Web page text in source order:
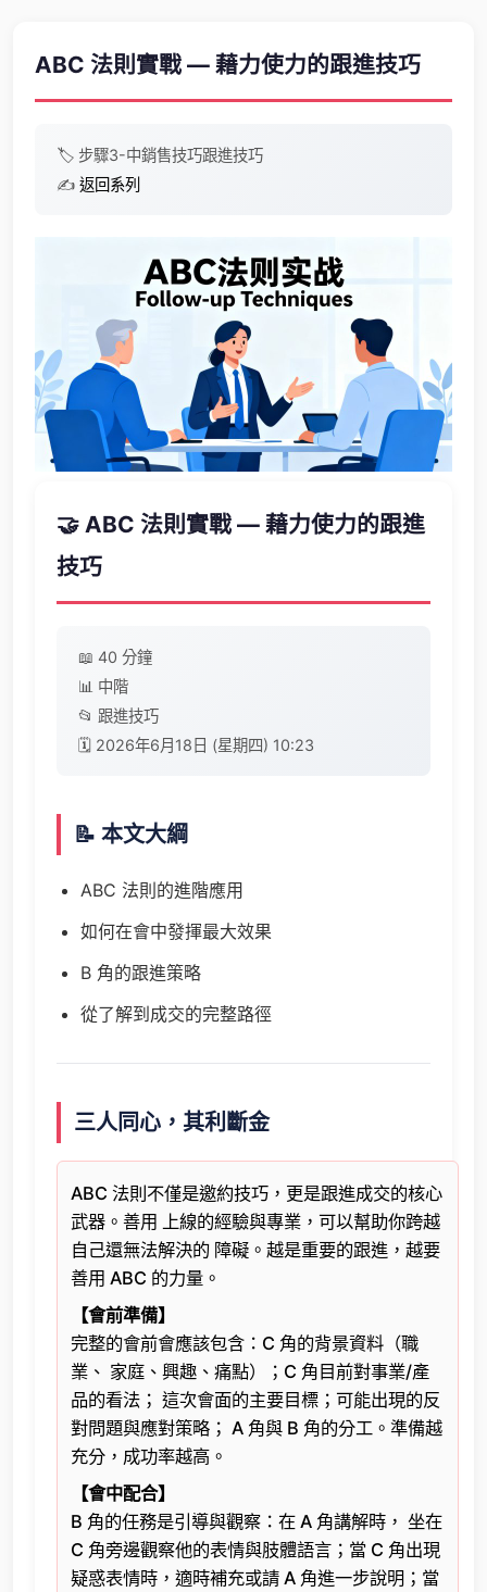
ABC 法則實戰 — 藉力使力的跟進技巧
🏷️ 步驟3-中銷售技巧跟進技巧
✍️ 返回系列
🤝 ABC 法則實戰 — 藉力使力的跟進
技巧
📖 40 分鐘
📊 中階
📂 跟進技巧
🗓️ 2026年6月18日 (星期四) 10:23
📝 本文大綱
ABC 法則的進階應用
如何在會中發揮最大效果
B 角的跟進策略
從了解到成交的完整路徑
三人同心，其利斷金
ABC 法則不僅是邀約技巧，更是跟進成交的核心
武器。善用 上線的經驗與專業，可以幫助你跨越
自己還無法解決的 障礙。越是重要的跟進，越要
善用 ABC 的力量。
【會前準備】
完整的會前會應該包含：C 角的背景資料（職
業、 家庭、興趣、痛點）；C 角目前對事業/產
品的看法； 這次會面的主要目標；可能出現的反
對問題與應對策略； A 角與 B 角的分工。準備越
充分，成功率越高。
【會中配合】
B 角的任務是引導與觀察：在 A 角講解時， 坐在
C 角旁邊觀察他的表情與肢體語言；當 C 角出現
疑惑表情時，適時補充或請 A 角進一步說明；當